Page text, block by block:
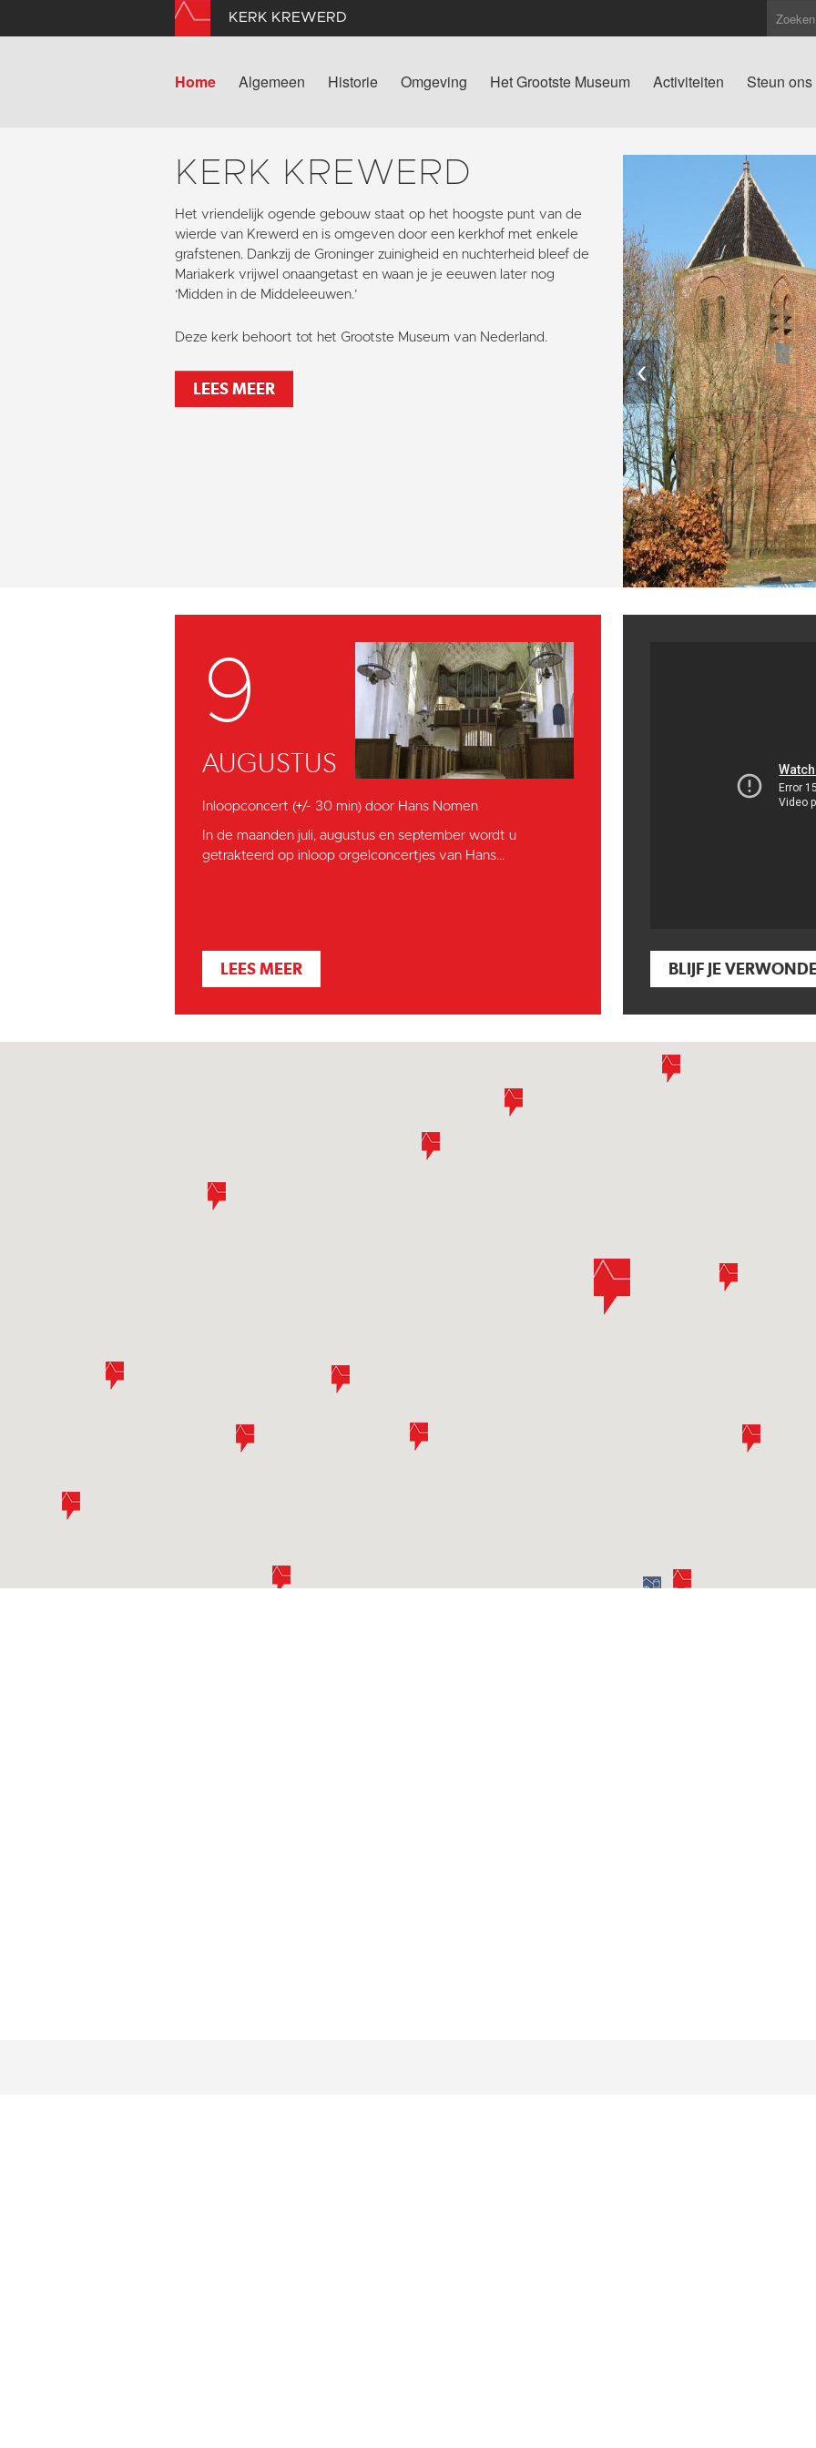
KERK KREWERD
Home Algemeen Historie Omgeving Het Grootste Museum Activiteiten Steun ons
KERK KREWERD
Het vriendelijk ogende gebouw staat op het hoogste punt van de
wierde van Krewerd en is omgeven door een kerkhof met enkele
grafstenen. Dankzij de Groninger zuinigheid en nuchterheid bleef de
Mariakerk vrijwel onaangetast en waan je je eeuwen later nog
‘Midden in de Middeleeuwen.’
Deze kerk behoort tot het Grootste Museum van Nederland.
LEES MEER ‹
9
AUGUSTUS
Inloopconcert (+/- 30 min) door Hans Nomen
In de maanden juli, augustus en september wordt u
getrakteerd op inloop orgelconcertjes van Hans...
LEES MEER BLIJF JE